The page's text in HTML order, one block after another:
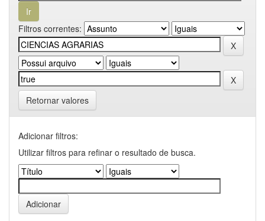
Filtros correntes:
Retornar valores
Adicionar filtros:
Utilizar filtros para refinar o resultado de busca.